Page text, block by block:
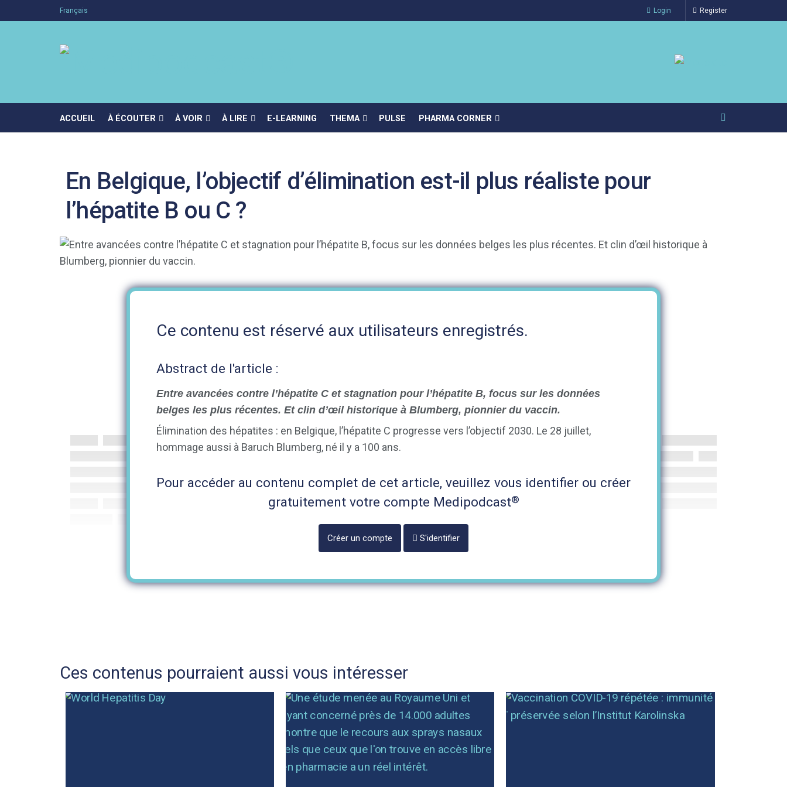
Français Login Register
ACCUEIL À ÉCOUTER À VOIR À LIRE E-LEARNING THEMA PULSE PHARMA CORNER
En Belgique, l’objectif d’élimination est-il plus réaliste pour
l’hépatite B ou C ?
Ce contenu est réservé aux utilisateurs enregistrés.
Abstract de l'article :
Entre avancées contre l’hépatite C et stagnation pour l’hépatite B, focus sur les données
belges les plus récentes. Et clin d’œil historique à Blumberg, pionnier du vaccin.
Élimination des hépatites : en Belgique, l’hépatite C progresse vers l’objectif 2030. Le 28 juillet,
hommage aussi à Baruch Blumberg, né il y a 100 ans.
Pour accéder au contenu complet de cet article, veuillez vous identifier ou créer
gratuitement votre compte Medipodcast®
Créer un compte S'identifier
Ces contenus pourraient aussi vous intéresser